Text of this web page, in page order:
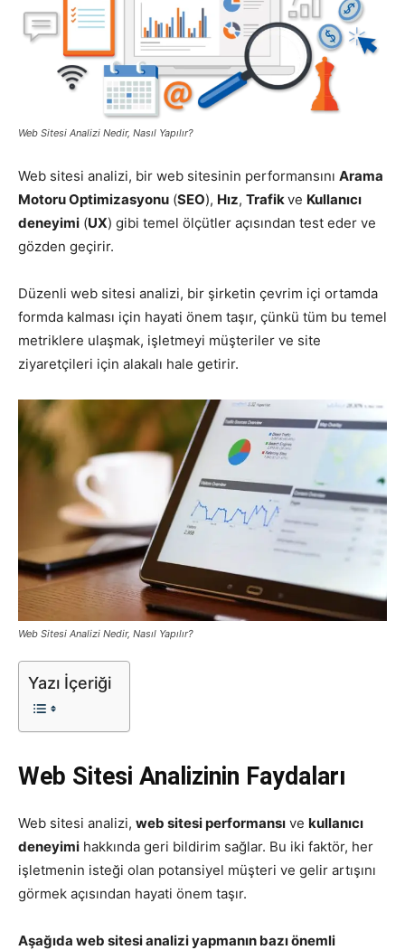
Pazarlaması
–
SEO,
ASO,
Tasarım,
UI/UX
Web Sitesi Analizi Nedir, Nasıl Yapılır?
Web sitesi analizi, bir web sitesinin performansını Arama
Motoru Optimizasyonu (SEO), Hız, Trafikve Kullanıcı
deneyimi (UX) gibi temel ölçütler açısından test eder ve
gözden geçirir.
Düzenli web sitesi analizi, bir şirketin çevrim içi ortamda
formda kalması için hayati önem taşır, çünkü tüm bu temel
metriklere ulaşmak, işletmeyi müşteriler ve site
ziyaretçileri için alakalı hale getirir.
Web Sitesi Analizi Nedir, Nasıl Yapılır?
Yazı İçeriği
Web Sitesi Analizinin Faydaları
Web sitesi analizi, web sitesi performansı ve kullanıcı
deneyimi hakkında geri bildirim sağlar. Bu iki faktör, her
işletmenin isteği olan potansiyel müşteri ve gelir artışını
görmek açısından hayati önem taşır.
Aşağıda web sitesi analizi yapmanın bazı önemli